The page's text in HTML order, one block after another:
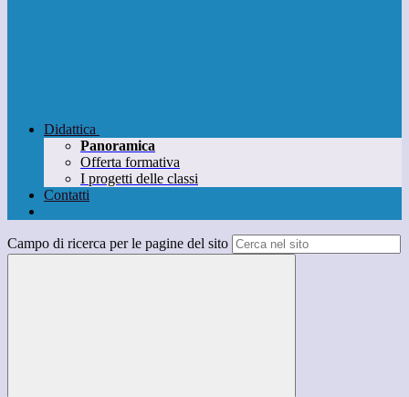
Didattica
Panoramica
Offerta formativa
I progetti delle classi
Contatti
Campo di ricerca per le pagine del sito